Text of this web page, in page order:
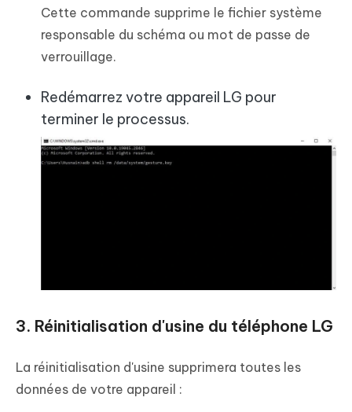
Cette commande supprime le fichier système
responsable du schéma ou mot de passe de
verrouillage.
Redémarrez votre appareil LG pour
terminer le processus.
3. Réinitialisation d'usine du téléphone LG
La réinitialisation d'usine supprimera toutes les
données de votre appareil :